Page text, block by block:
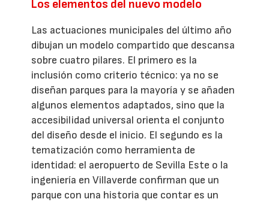
Los elementos del nuevo modelo
Las actuaciones municipales del último año
dibujan un modelo compartido que descansa
sobre cuatro pilares. El primero es la
inclusión como criterio técnico: ya no se
diseñan parques para la mayoría y se añaden
algunos elementos adaptados, sino que la
accesibilidad universal orienta el conjunto
del diseño desde el inicio. El segundo es la
tematización como herramienta de
identidad: el aeropuerto de Sevilla Este o la
ingeniería en Villaverde confirman que un
parque con una historia que contar es un